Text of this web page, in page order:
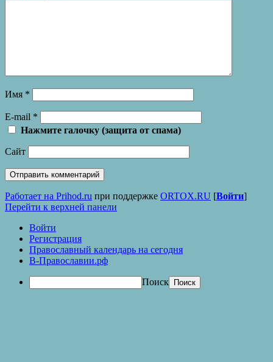
Имя *
E-mail *
Нажмите галочку (защита от спама)
Сайт
Работает на Prihod.ru при поддержке ORTOX.RU [Войти]
Перейти к верхней панели
Войти
Регистрация
Православный календарь на сегодня
В-Православии.рф
Поиск